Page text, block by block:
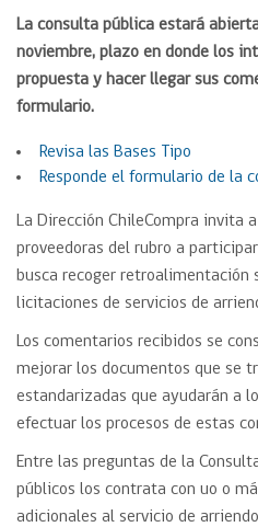
La consulta pública estará
noviembre, plazo en donde los
propuesta y hacer llegar sus
formulario.
Revisa las Bases Tipo
Responde el formulario de la
La Dirección ChileCompra invita
proveedoras del rubro a
busca recoger retroalimentación
licitaciones de servicios de
Los comentarios recibidos se
mejorar los documentos que se
estandarizadas que ayudarán a
efectuar los procesos de estas
Entre las preguntas de la
públicos los contrata con uo o
adicionales al servicio de